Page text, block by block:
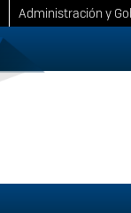
Administración y